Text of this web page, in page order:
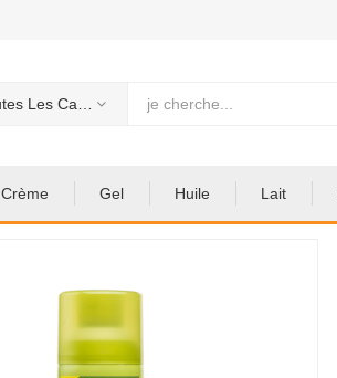
Crème Gel Huile Lait